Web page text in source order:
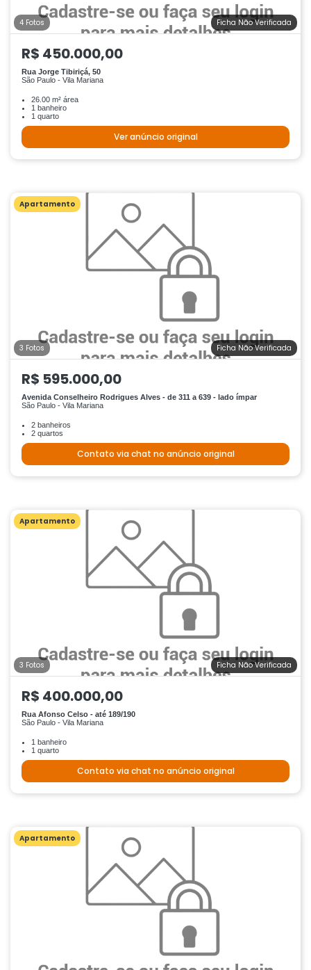
4 Fotos Ficha Não Verificada
R$ 450.000,00
Rua Jorge Tibiriçá, 50
São Paulo - Vila Mariana
26.00 m² área
1 banheiro
1 quarto
Ver anúncio original
Apartamento
3 Fotos Ficha Não Verificada
R$ 595.000,00
Avenida Conselheiro Rodrigues Alves - de 311 a 639 - lado ímpar
São Paulo - Vila Mariana
2 banheiros
2 quartos
Contato via chat no anúncio original
Apartamento
3 Fotos Ficha Não Verificada
R$ 400.000,00
Rua Afonso Celso - até 189/190
São Paulo - Vila Mariana
1 banheiro
1 quarto
Contato via chat no anúncio original
Apartamento